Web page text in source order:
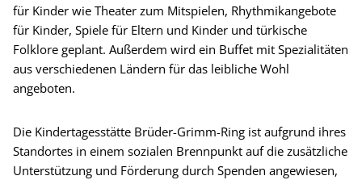
für Kinder wie Theater zum Mitspielen, Rhythmikangebote
für Kinder, Spiele für Eltern und Kinder und türkische
Folklore geplant. Außerdem wird ein Buffet mit Spezialitäten
aus verschiedenen Ländern für das leibliche Wohl
angeboten.
Die Kindertagesstätte Brüder-Grimm-Ring ist aufgrund ihres
Standortes in einem sozialen Brennpunkt auf die zusätzliche
Unterstützung und Förderung durch Spenden angewiesen,